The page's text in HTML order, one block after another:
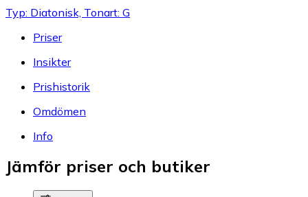
Typ: Diatonisk, Tonart: G
Priser
Insikter
Prishistorik
Omdömen
Info
Jämför priser och butiker